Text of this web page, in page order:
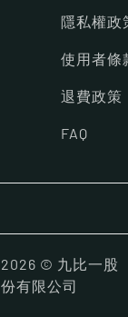
隱私權政
使用者條
退費政策
FAQ
2026 © 九比一股
份有限公司